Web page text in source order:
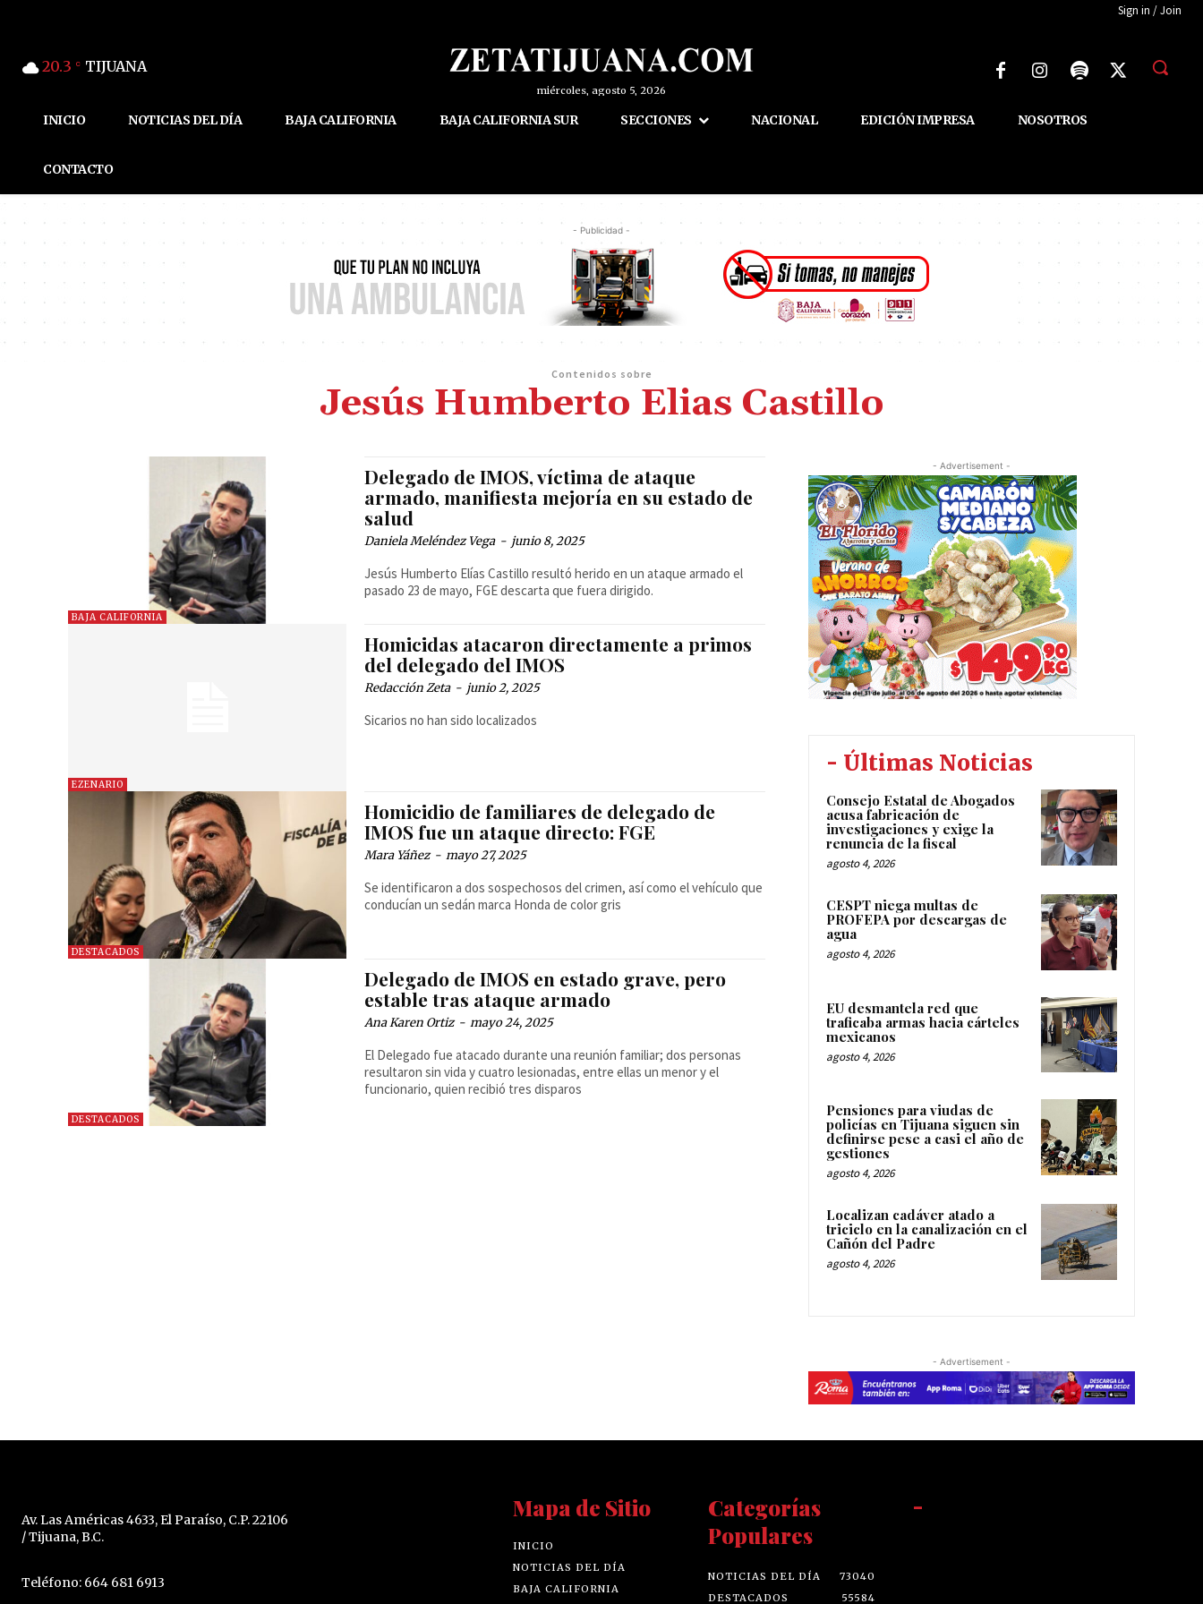
Sign in / Join
20.3 C TIJUANA
miércoles, agosto 5, 2026
INICIO NOTICIAS DEL DÍA BAJA CALIFORNIA BAJA CALIFORNIA SUR SECCIONES NACIONAL EDICIÓN IMPRESA NOSOTROS
CONTACTO
- Publicidad -
Contenidos sobre
Jesús Humberto Elias Castillo
BAJA CALIFORNIA
Delegado de IMOS, víctima de ataque
armado, manifiesta mejoría en su estado de
salud
Daniela Meléndez Vega - junio 8, 2025
Jesús Humberto Elías Castillo resultó herido en un ataque armado el
pasado 23 de mayo, FGE descarta que fuera dirigido.
EZENARIO
Homicidas atacaron directamente a primos
del delegado del IMOS
Redacción Zeta - junio 2, 2025
Sicarios no han sido localizados
DESTACADOS
Homicidio de familiares de delegado de
IMOS fue un ataque directo: FGE
Mara Yáñez - mayo 27, 2025
Se identificaron a dos sospechosos del crimen, así como el vehículo que
conducían un sedán marca Honda de color gris
DESTACADOS
Delegado de IMOS en estado grave, pero
estable tras ataque armado
Ana Karen Ortiz - mayo 24, 2025
El Delegado fue atacado durante una reunión familiar; dos personas
resultaron sin vida y cuatro lesionadas, entre ellas un menor y el
funcionario, quien recibió tres disparos
- Advertisement -
- Últimas Noticias
Consejo Estatal de Abogados
acusa fabricación de
investigaciones y exige la
renuncia de la fiscal
agosto 4, 2026
CESPT niega multas de
PROFEPA por descargas de
agua
agosto 4, 2026
EU desmantela red que
traficaba armas hacia cárteles
mexicanos
agosto 4, 2026
Pensiones para viudas de
policías en Tijuana siguen sin
definirse pese a casi el año de
gestiones
agosto 4, 2026
Localizan cadáver atado a
triciclo en la canalización en el
Cañón del Padre
agosto 4, 2026
- Advertisement -
Av. Las Américas 4633, El Paraíso, C.P. 22106
/ Tijuana, B.C.
Teléfono: 664 681 6913
Mapa de Sitio
INICIO
NOTICIAS DEL DÍA
BAJA CALIFORNIA
Categorías
Populares
NOTICIAS DEL DÍA
73040
DESTACADOS
55584
-